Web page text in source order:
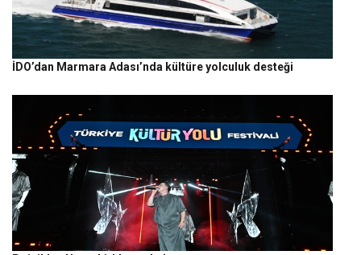
İDO’dan Marmara Adası’nda kültüre yolculuk desteği